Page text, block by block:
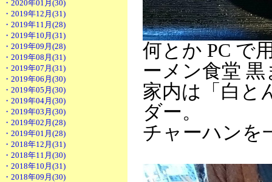
・2020年01月(30)
・2019年12月(31)
・2019年11月(28)
・2019年10月(31)
・2019年09月(28)
・2019年08月(31)
・2019年07月(31)
・2019年06月(30)
・2019年05月(30)
・2019年04月(30)
・2019年03月(30)
・2019年02月(28)
・2019年01月(28)
・2018年12月(31)
・2018年11月(30)
・2018年10月(31)
・2018年09月(30)
何とか PC で
ーメン食堂
家内は「白と
ダー。
チャーハンを